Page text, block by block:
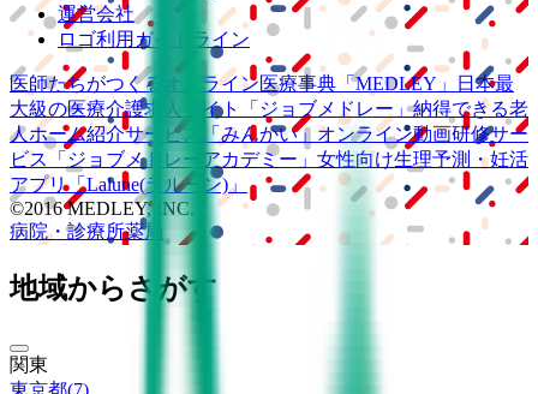
運営会社
ロゴ利用ガイドライン
医師たちがつくる オンライン医療事典 「MEDLEY」
日本最
大級の医療介護求人サイト 「ジョブメドレー」納得できる老
人ホーム紹介サービス
「みんかい」 オンライン動画研修サー
ビス
「ジョブメドレー アカデミー」 女性向け生理予測・妊活
アプリ「Lalune(ラルーン)」
©2016 MEDLEY, INC.
病院・診療所薬局
地域からさがす
関東
東京都(7)